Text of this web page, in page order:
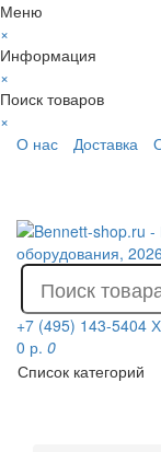
Меню
×
Информация
×
Поиск товаров
×
О нас
Доставка
+7 (495) 143-5404
0 р. 0
Список категорий